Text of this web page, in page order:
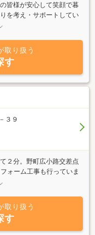
皆様が安心して笑顔で暮
を考え・サポートしてい
相談はもちろんのこと、
資の子会社なので、安心
取り扱う
す
３９
２分。野町広小路交差点
ォーム工事も行っていま
産経営管理士、２級建築
な知識と経験で、あなた
取り扱う
す